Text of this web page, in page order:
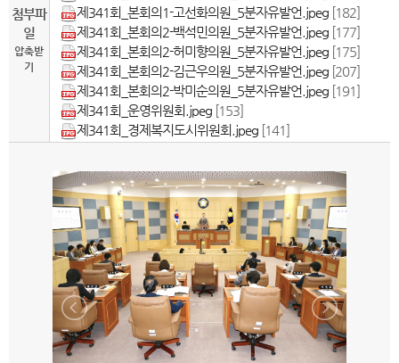
첨부파
일
압축받
기
제341회_본회의1-고선화의원_5분자유발언.jpeg [182]
제341회_본회의2-백석민의원_5분자유발언.jpeg [177]
제341회_본회의2-허미향의원_5분자유발언.jpeg [175]
제341회_본회의2-김근우의원_5분자유발언.jpeg [207]
제341회_본회의2-박미순의원_5분자유발언.jpeg [191]
제341회_운영위원회.jpeg [153]
제341회_경제복지도시위원회.jpeg [141]